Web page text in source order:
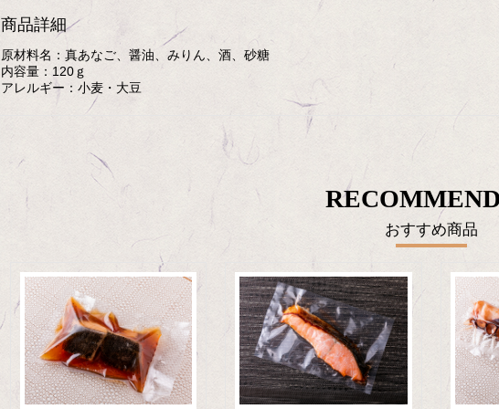
商品詳細
原材料名：真あなご、醤油、みりん、酒、砂糖
内容量： 120ｇ
アレルギー：小麦・大豆
おすすめ商品